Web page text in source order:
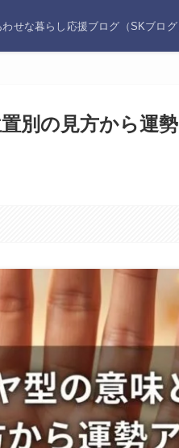
せな暮らし応援ブログ（SKブログ
別の見方から運